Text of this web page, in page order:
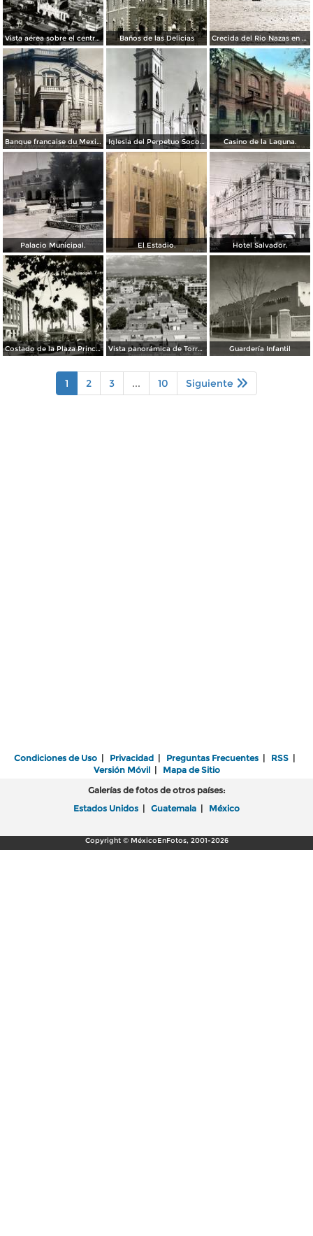
Vista aérea sobre el centro de Torreón Baños de las Delicias Crecida del Rio Nazas en Torreón, Coahuila ( Circulada el 4 de Octubre de 1910 ).
Banque francaise du Mexique. Iglesia del Perpetuo Socorro. Casino de la Laguna.
Palacio Municipal. El Estadio. Hotel Salvador.
Costado de la Plaza Principal Vista panorámica de Torreón Guardería Infantil
1 2 3 ... 10 Siguiente
Condiciones de Uso | Privacidad | Preguntas Frecuentes | RSS |
Versión Móvil| Mapa de Sitio
Galerías de fotos de otros países:
Estados Unidos | Guatemala | México
Copyright © MéxicoEnFotos, 2001-2026